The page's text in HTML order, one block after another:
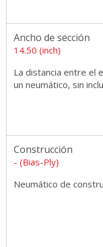
Ancho de sección
14.50 (inch)
La distancia entre el
un neumático, sin
Construcción
- (Bias-Ply)
Neumático de